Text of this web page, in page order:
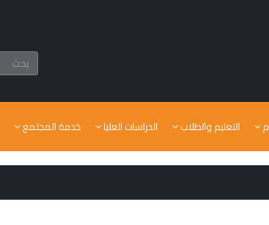
التعليم والطلاب الدراسات العليا خدمة المجتمع